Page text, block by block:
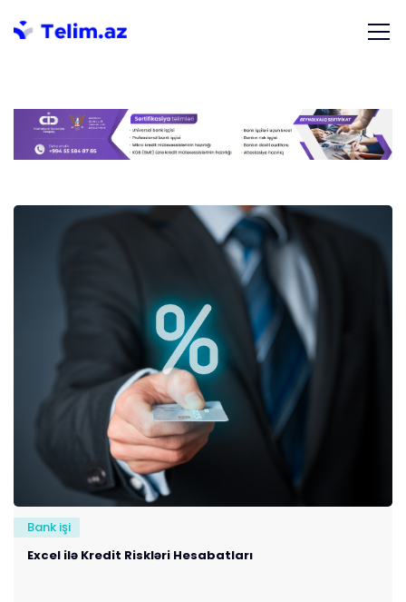
Bank işi
Excel ilə Kredit Riskləri Hesabatları